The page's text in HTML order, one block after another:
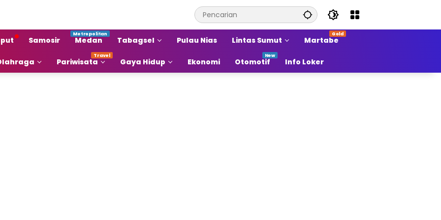
Samosir Medan Tabagsel Pulau Nias Lintas Sumut Martabe
Pariwisata Gaya Hidup Ekonomi Otomotif Info Loker